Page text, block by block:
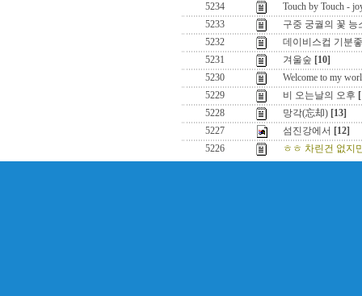
5234
Touch by Touch -
5233
구중 궁궐의 꽃 능
5232
데이비스컵 기분
5231
겨울숲 [10]
5230
Welcome to my
5229
비 오는날의 오후
5228
망각(忘却) [13]
5227
섬진강에서 [12]
5226
ㅎㅎ 차린건 없지